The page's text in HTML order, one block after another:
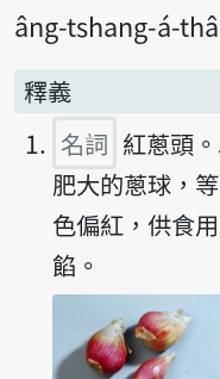
âng-tshang-á-
釋義
名詞 紅蔥頭
肥大的蔥球，
色偏紅，供食
餡。